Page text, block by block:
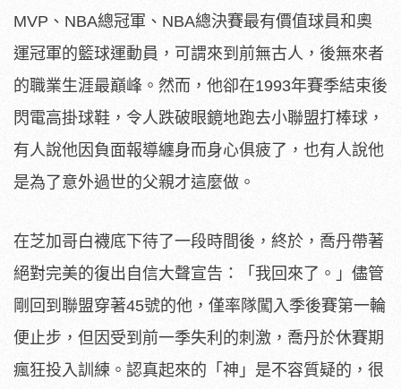
MVP、NBA總冠軍、NBA總決賽最有價值球員和奧
運冠軍的籃球運動員，可謂來到前無古人，後無來者
的職業生涯最巔峰。然而，他卻在1993年賽季結束後
閃電高掛球鞋，令人跌破眼鏡地跑去小聯盟打棒球，
有人說他因負面報導纏身而身心俱疲了，也有人說他
是為了意外過世的父親才這麼做。
在芝加哥白襪底下待了一段時間後，終於，喬丹帶著
絕對完美的復出自信大聲宣告：「我回來了。」儘管
剛回到聯盟穿著45號的他，僅率隊闖入季後賽第一輪
便止步，但因受到前一季失利的刺激，喬丹於休賽期
瘋狂投入訓練。認真起來的「神」是不容質疑的，很